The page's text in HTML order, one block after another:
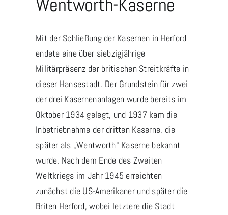
Wentworth-Kaserne
Mit der Schließung der Kasernen in Herford
endete eine über siebzigjährige
Militärpräsenz der britischen Streitkräfte in
dieser Hansestadt. Der Grundstein für zwei
der drei Kasernenanlagen wurde bereits im
Oktober 1934 gelegt, und 1937 kam die
Inbetriebnahme der dritten Kaserne, die
später als „Wentworth“ Kaserne bekannt
wurde. Nach dem Ende des Zweiten
Weltkriegs im Jahr 1945 erreichten
zunächst die US-Amerikaner und später die
Briten Herford, wobei letztere die Stadt